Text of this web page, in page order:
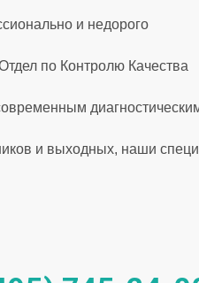
и недорого
по Контролю Качества
и выходных, наши